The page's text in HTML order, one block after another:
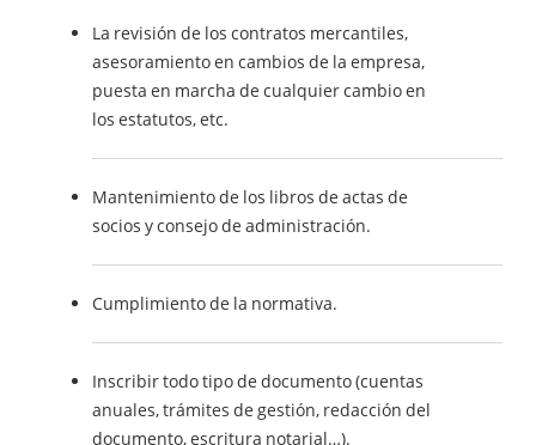
La revisión de los contratos mercantiles,
asesoramiento en cambios de la empresa,
puesta en marcha de cualquier cambio en
los estatutos, etc.
Mantenimiento de los libros de actas de
socios y consejo de administración.
Cumplimiento de la normativa.
Inscribir todo tipo de documento (cuentas
anuales, trámites de gestión, redacción del
documento, escritura notarial…).